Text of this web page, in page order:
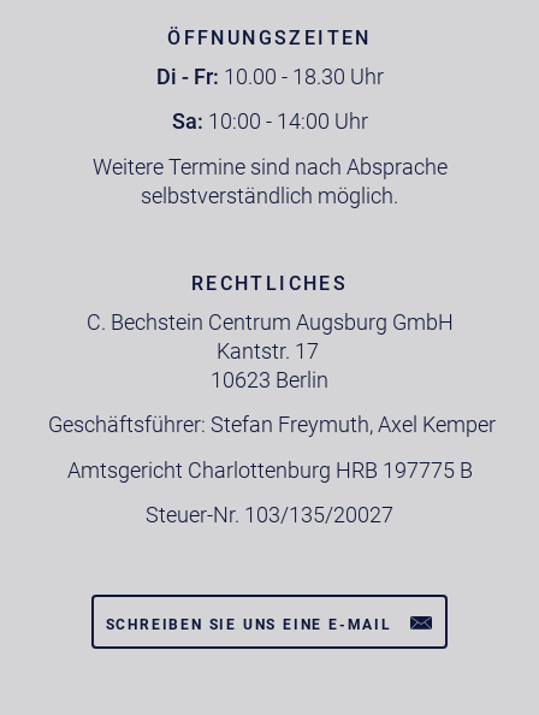
ÖFFNUNGSZEITEN
Di - Fr: 10.00 - 18.30 Uhr
Sa: 10:00 - 14:00 Uhr
Weitere Termine sind nach Absprache
selbstverständlich möglich.
RECHTLICHES
C. Bechstein Centrum Augsburg GmbH
Kantstr. 17
10623 Berlin
Geschäftsführer: Stefan Freymuth, Axel Kemper
Amtsgericht Charlottenburg HRB 197775 B
Steuer-Nr. 103/135/20027
SCHREIBEN SIE UNS EINE E-MAIL